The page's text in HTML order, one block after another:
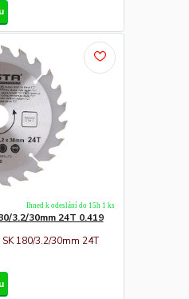
3.2/30mm 24T 0.419
180/3.2/30mm 24T
Ihned k odeslání do 15h 1 ks